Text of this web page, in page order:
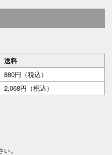
送料
880円（税込）
2,068円（税込）
。